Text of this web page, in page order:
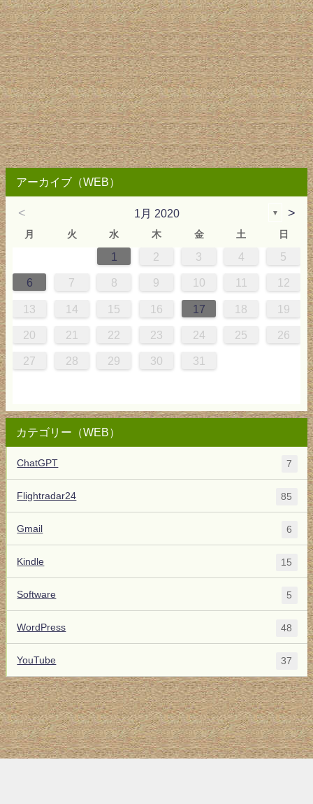
アーカイブ（WEB）
< 1月 2020 ▼ >
月 火 水 木 金 土 日
1 2 3 4 5
6 7 8 9 10 11 12
13 14 15 16 17 18 19
20 21 22 23 24 25 26
27 28 29 30 31
カテゴリー（WEB）
ChatGPT 7
Flightradar24 85
Gmail 6
Kindle 15
Software 5
WordPress 48
YouTube 37